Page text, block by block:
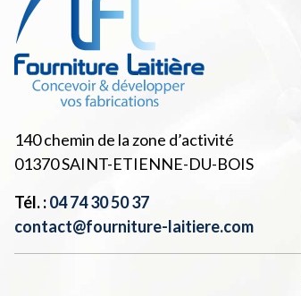
140 chemin de la zone d’activité
01370SAINT-ETIENNE-DU-BOIS
Tél. :04 74 30 50 37
contact@fourniture-laitiere.com